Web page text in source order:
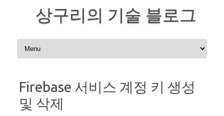
상구리의 기술 블로그
Skip to content
Firebase 서비스 계정 키 생성
및 삭제